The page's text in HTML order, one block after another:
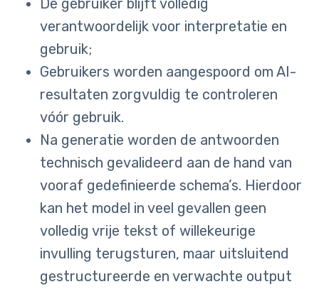
De gebruiker blijft volledig
verantwoordelijk voor interpretatie en
gebruik;
Gebruikers worden aangespoord om AI-
resultaten zorgvuldig te controleren
vóór gebruik.
Na generatie worden de antwoorden
technisch gevalideerd aan de hand van
vooraf gedefinieerde schema’s. Hierdoor
kan het model in veel gevallen geen
volledig vrije tekst of willekeurige
invulling terugsturen, maar uitsluitend
gestructureerde en verwachte output